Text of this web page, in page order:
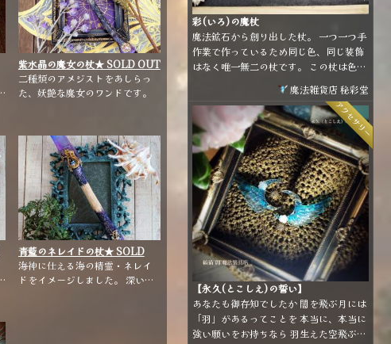
紫水晶の魔女の杖★ SOLD OUT
★【雑貨・小物】
二種類のアメジストをあしらっ
た、妖艶な魔女のワンドです。
青藍のネレイドの杖★ SOLD
OUT ★【雑貨・小物】
海神に仕える海の精霊・ネレイ
ドをイメージしました。 深い海
彩(いろ)の魔杖
魔法鉱石から創り出した杖。 一つ一つ手
作業で作っているため同じ色、同じ装飾
はなく唯一無二の杖です。 この杖は色の
用者を惹き寄せ、幸せへ導くための色の
違いです。 (上手く言語化できなかった
けど要は「好きな色、惹かれる色って人
によって違うよね」ということを言いた
かったです💦)
魔法雑貨店 秘彩堂
【永久(とこしえ)の誓い】
あなたも御存知でしたか 闇を飛ぶ月には
「羽」があるってことを 本当に、本当に
強い願いをお持ちなら 羽生えた空飛ぶ月
アクセサリー